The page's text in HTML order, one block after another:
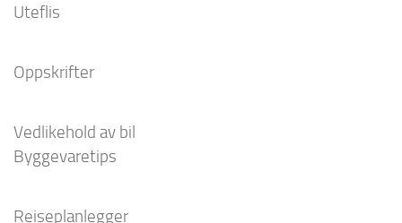
Uteflis
Oppskrifter
Vedlikehold av bil
Byggevaretips
Reiseplanlegger